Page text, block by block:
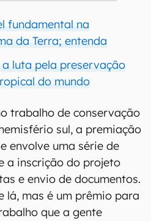
fundamental na
da Terra; entenda
luta pela preservação
do mundo
trabalho de conservação
sul, a premiação
envolve uma série de
a inscrição do projeto
e envio de documentos.
lá, mas é um prêmio para
que a gente